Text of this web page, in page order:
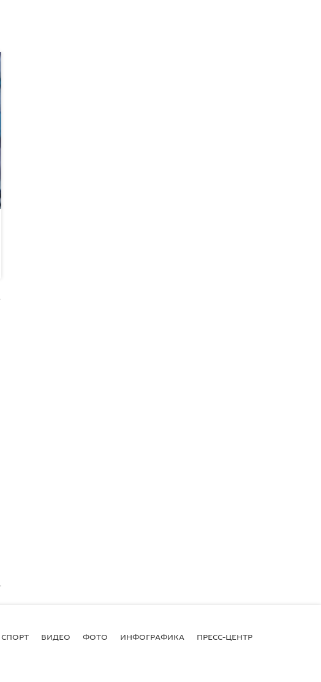
СПОРТ ВИДЕО ФОТО ИНФОГРАФИКА ПРЕСС-ЦЕНТР